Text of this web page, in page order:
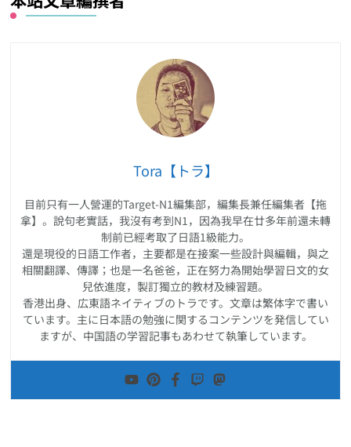
Tora【トラ】
目前只有一人營運的Target-N1編集部，編集長兼任編集者【拖
拿】。說句老實話，我沒有考到N1，因為我早在廿多年前還未轉
制前已經考取了日語1級能力。
還是現役的日語工作者，主要都是在接案一些設計與編輯，與之
相關翻譯、傳譯；也是一名爸爸，正在努力為開始學習日文的女
兒依進度，製訂獨立的教材及練習題。
香港出身、広東語ネイティブのトラです。文章は繁体字で書い
ています。主に日本語の勉強に関するコンテンツを発信してい
ますが、中国語の学習記事もあわせて執筆しています。